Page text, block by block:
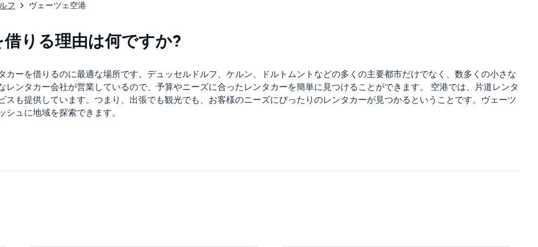
フ ヴェーツェ空港
りる理由は何ですか?
カーを借りるのに最適な場所です。デュッセルドルフ、ケルン、ドルトムントなどの多くの主要都市だけでなく、数多くの小さな
ンタカー会社が営業しているので、予算やニーズに合ったレンタカーを簡単に見つけることができます。 空港では、片道レンタ
も提供しています。つまり、出張でも観光でも、お客様のニーズにぴったりのレンタカーが見つかるということです。ヴェーツ
ュに地域を探索できます。